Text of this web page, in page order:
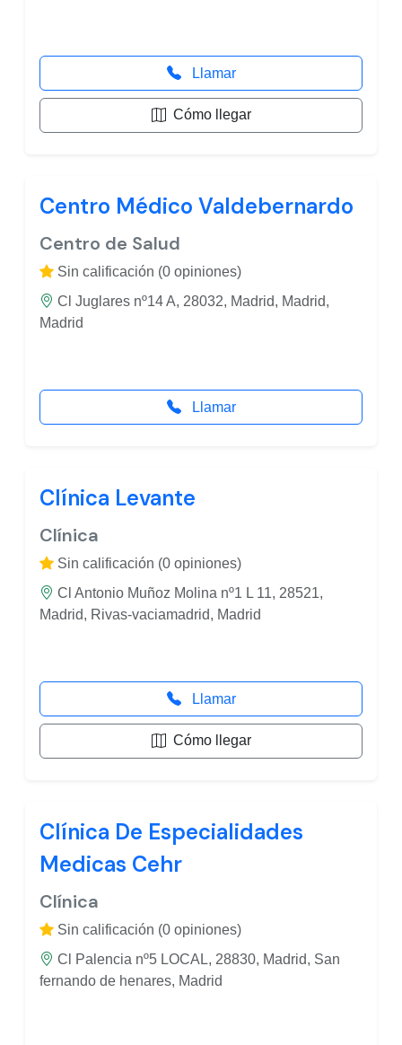
Llamar
Cómo llegar
Centro Médico Valdebernardo
Centro de Salud
Sin calificación (0 opiniones)
Cl Juglares nº14 A, 28032, Madrid, Madrid,
Madrid
Llamar
Clínica Levante
Clínica
Sin calificación (0 opiniones)
Cl Antonio Muñoz Molina nº1 L 11, 28521,
Madrid, Rivas-vaciamadrid, Madrid
Llamar
Cómo llegar
Clínica De Especialidades
Medicas Cehr
Clínica
Sin calificación (0 opiniones)
Cl Palencia nº5 LOCAL, 28830, Madrid, San
fernando de henares, Madrid